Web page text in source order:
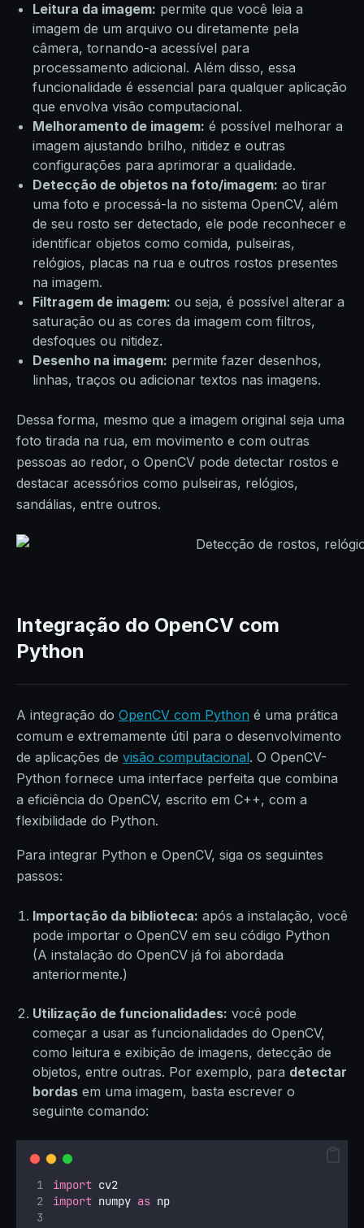
Leitura da imagem: permite que você leia a
imagem de um arquivo ou diretamente pela
câmera, tornando-a acessível para
processamento adicional. Além disso, essa
funcionalidade é essencial para qualquer aplicação
que envolva visão computacional.
Melhoramento de imagem: é possível melhorar a
imagem ajustando brilho, nitidez e outras
configurações para aprimorar a qualidade.
Detecção de objetos na foto/imagem: ao tirar
uma foto e processá-la no sistema OpenCV, além
de seu rosto ser detectado, ele pode reconhecer e
identificar objetos como comida, pulseiras,
relógios, placas na rua e outros rostos presentes
na imagem.
Filtragem de imagem: ou seja, é possível alterar a
saturação ou as cores da imagem com filtros,
desfoques ou nitidez.
Desenho na imagem: permite fazer desenhos,
linhas, traços ou adicionar textos nas imagens.
Dessa forma, mesmo que a imagem original seja uma
foto tirada na rua, em movimento e com outras
pessoas ao redor, o OpenCV pode detectar rostos e
destacar acessórios como pulseiras, relógios,
sandálias, entre outros.
Integração do OpenCV com
Python
A integração do OpenCV com Python é uma prática
comum e extremamente útil para o desenvolvimento
de aplicações de visão computacional. O OpenCV-
Python fornece uma interface perfeita que combina
a eficiência do OpenCV, escrito em C++, com a
flexibilidade do Python.
Para integrar Python e OpenCV, siga os seguintes
passos:
Importação da biblioteca: após a instalação, você
pode importar o OpenCV em seu código Python
(A instalação do OpenCV já foi abordada
anteriormente.)
Utilização de funcionalidades: você pode
começar a usar as funcionalidades do OpenCV,
como leitura e exibição de imagens, detecção de
objetos, entre outras. Por exemplo, para detectar
bordas em uma imagem, basta escrever o
seguinte comando:
import cv2
import numpy as np